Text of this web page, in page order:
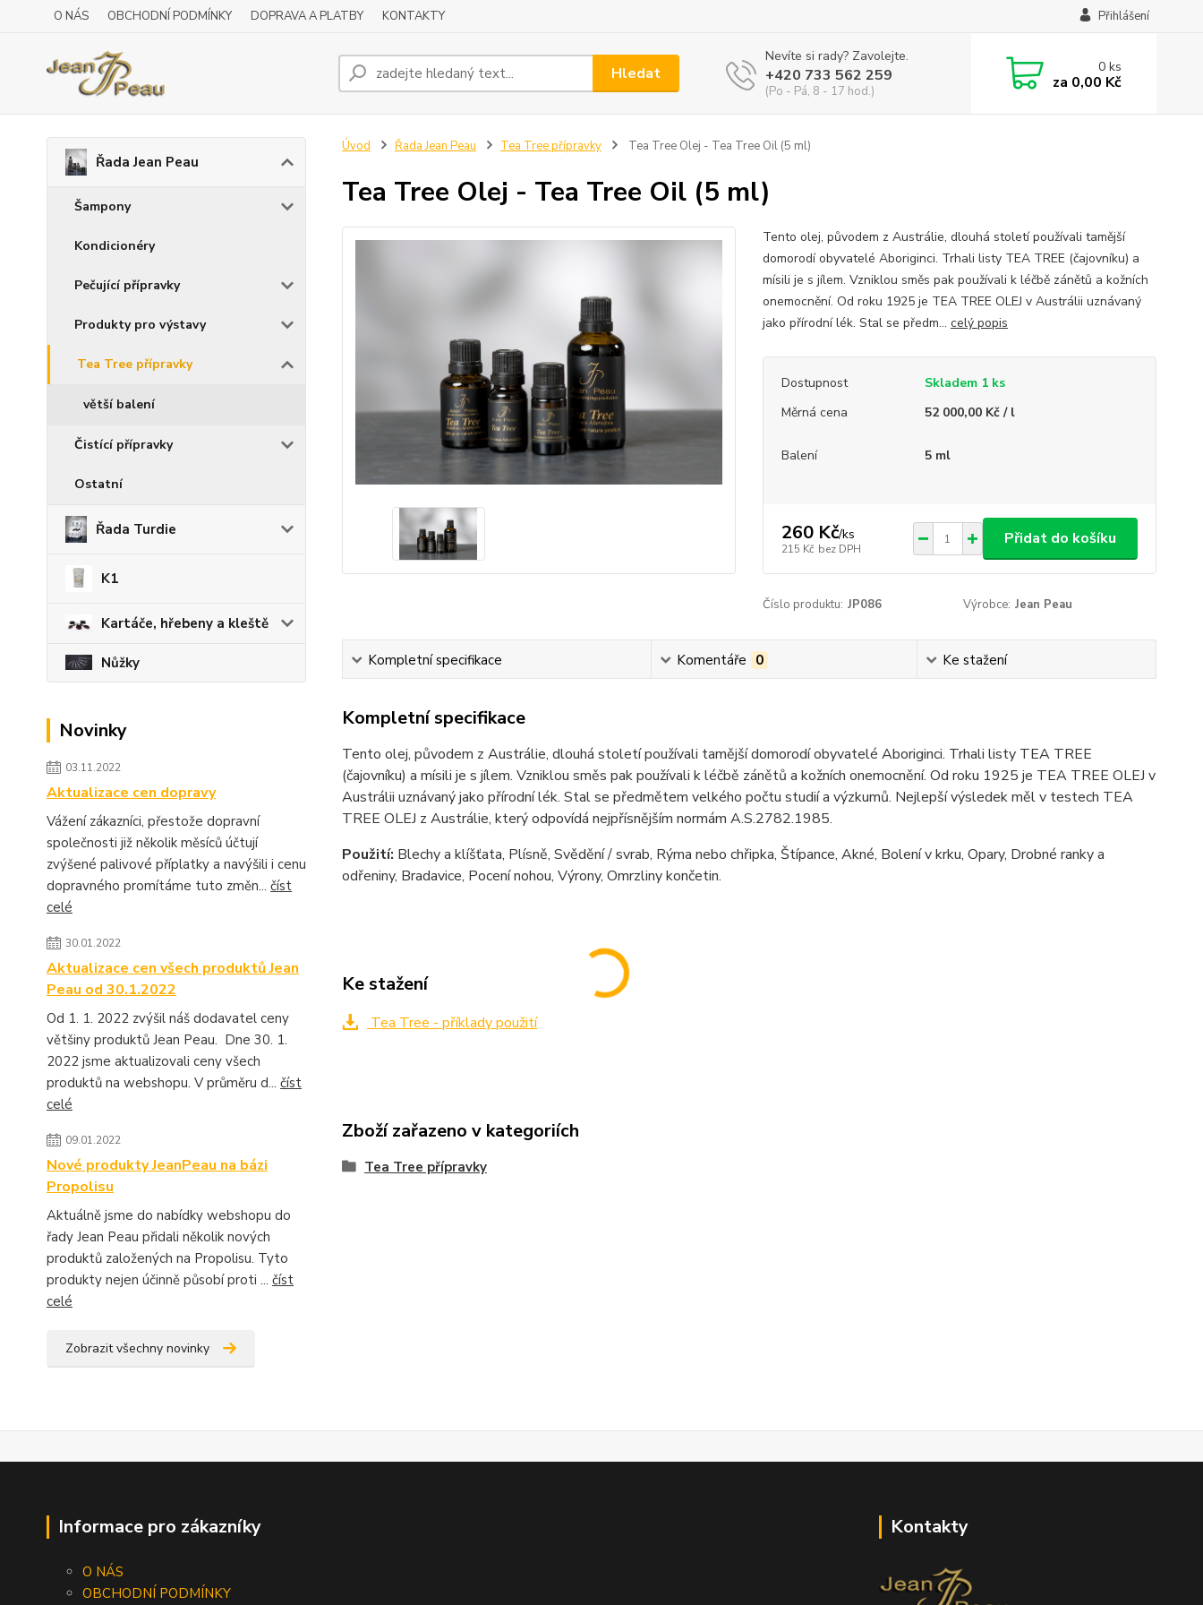
O NÁS OBCHODNÍ PODMÍNKY DOPRAVA A PLATBY KONTAKTY Přihlášení
Hledat
Nevíte si rady? Zavolejte.
+420 733 562 259
(Po - Pá, 8 - 17 hod.)
0ks
za 0,00 Kč
Řada Jean Peau
Šampony
Kondicionéry
Pečující přípravky
Produkty pro výstavy
Tea Tree přípravky
větší balení
Čistící přípravky
Ostatní
Řada Turdie
K1
Kartáče, hřebeny a kleště
Nůžky
Novinky
03.11.2022
Aktualizace cen dopravy
Vážení zákazníci, přestože dopravní
společnosti již několik měsíců účtují
zvýšené palivové příplatky a navýšili i cenu
dopravného promítáme tuto změn... číst
celé
30.01.2022
Aktualizace cen všech produktů Jean
Peau od 30.1.2022
Od 1. 1. 2022 zvýšil náš dodavatel ceny
většiny produktů Jean Peau. Dne 30. 1.
2022 jsme aktualizovali ceny všech
produktů na webshopu. V průměru d... číst
celé
09.01.2022
Nové produkty JeanPeau na bázi
Propolisu
Aktuálně jsme do nabídky webshopu do
řady Jean Peau přidali několik nových
produktů založených na Propolisu. Tyto
produkty nejen účinně působí proti ... číst
celé
Zobrazit všechny novinky
Úvod Řada Jean Peau Tea Tree přípravky Tea Tree Olej - Tea Tree Oil (5 ml)
Tea Tree Olej - Tea Tree Oil (5 ml)
Tento olej, původem z Austrálie, dlouhá století používali tamější
domorodí obyvatelé Aboriginci. Trhali listy TEA TREE (čajovníku) a
mísili je s jílem. Vzniklou směs pak používali k léčbě zánětů a kožních
onemocnění. Od roku 1925 je TEA TREE OLEJ v Austrálii uznávaný
jako přírodní lék. Stal se předm... celý popis
Dostupnost
Skladem 1 ks
Měrná cena
52 000,00 Kč / l
Balení 5 ml
260 Kč/ks
215 Kč bez DPH
Přidat do košíku
Číslo produktu: JP086 Výrobce: Jean Peau
Kompletní specifikace Komentáře 0 Ke stažení
Kompletní specifikace
Tento olej, původem z Austrálie, dlouhá století používali tamější domorodí obyvatelé Aboriginci. Trhali listy TEA TREE
(čajovníku) a mísili je s jílem. Vzniklou směs pak používali k léčbě zánětů a kožních onemocnění. Od roku 1925 je TEA TREE OLEJ v
Austrálii uznávaný jako přírodní lék. Stal se předmětem velkého počtu studií a výzkumů. Nejlepší výsledek měl v testech TEA
TREE OLEJ z Austrálie, který odpovídá nejpřísnějším normám A.S.2782.1985.
Použití: Blechy a klíšťata, Plísně, Svědění / svrab, Rýma nebo chřipka, Štípance, Akné, Bolení v krku, Opary, Drobné ranky a
odřeniny, Bradavice, Pocení nohou, Výrony, Omrzliny končetin.
Ke stažení
Tea Tree - příklady použití
Zboží zařazeno v kategoriích
Tea Tree přípravky
Informace pro zákazníky
O NÁS
OBCHODNÍ PODMÍNKY
Kontakty